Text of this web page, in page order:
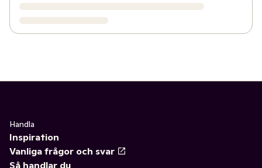
Handla
Inspiration
Vanliga frågor och svar
Så handlar du